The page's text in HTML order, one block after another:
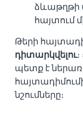
ձևաթղթի
հայտում
Թերի
դիտարկվելու
պետք է
հայտադիմումի
նշումները։